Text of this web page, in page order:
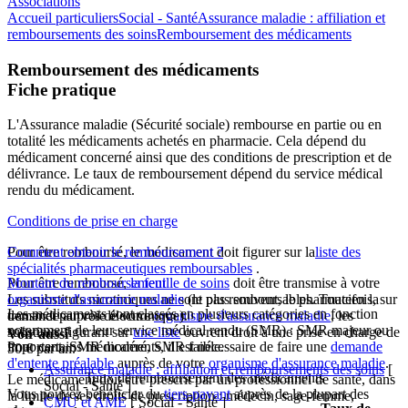
Accueil particuliersSocial - SantéAssurance maladie : affiliation et
remboursements des soinsRemboursement des médicaments
Remboursement des médicaments
Fiche pratique
L'Assurance maladie (Sécurité sociale) rembourse en partie ou en
totalité les médicaments achetés en pharmacie. Cela dépend du
médicament concerné ainsi que des conditions de prescription et de
délivrance. Le taux de remboursement dépend du service médical
rendu du médicament.
Conditions de prise en charge
Pour être remboursé, le médicament doit figurer sur laliste des
spécialités pharmaceutiques remboursables .
Les substituts nicotiniques ne sont pas remboursables. Toutefois, sur
demande auprès de votreorganisme d'assurance maladie, les
substituts figurant surune listeouvrent droit à une prise en charge de
50 €par an.
Le médicament doit être prescrit par un professionnel de santé, dans
la limite de ses droits de prescription : médecin, sage-femme,
Comment obtenir le remboursement ?
Pour être remboursé,la feuille de soins doit être transmise à votre
organisme d'assurance maladie(le plus souvent, le pharmacien la
transmet par voie électronique).
Pour certains médicaments, il est nécessaire de faire une demande
d'entente préalable auprès de votre organisme d'assurance maladie.
Vous pouvez bénéficier dutiers-payantauprès de la plupart des
Montant du remboursement
Les médicaments sont classés en plusieurs catégories en fonction
notamment de leur service médical rendu (SMR) : SMR majeur ou
important, SMR modéré, SMR faible.
Taux de remboursement des médicaments
Voir aussi
Assurance maladie : affiliation et remboursements des soins[
Social - Santé ]
CMU et AME[ Social - Santé ]